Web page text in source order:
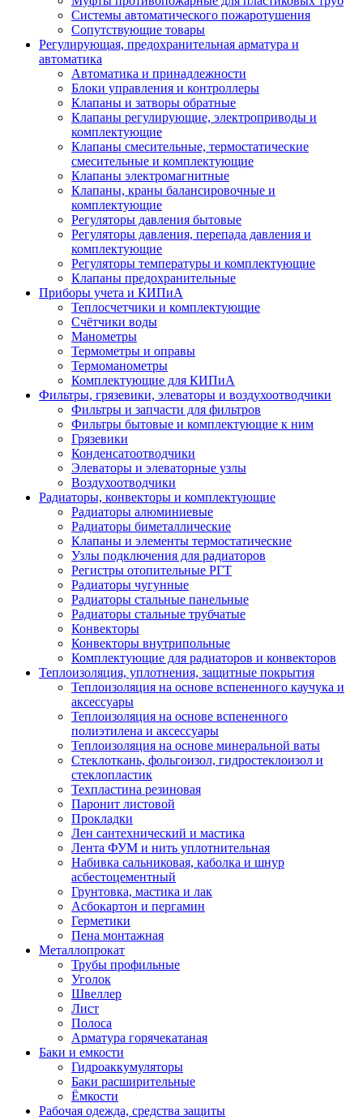
Системы автоматического пожаротушения
Сопутствующие товары
Регулирующая, предохранительная арматура и
автоматика
Автоматика и принадлежности
Блоки управления и контроллеры
Клапаны и затворы обратные
Клапаны регулирующие, электроприводы и
комплектующие
Клапаны смесительные, термостатические
смесительные и комплектующие
Клапаны электромагнитные
Клапаны, краны балансировочные и
комплектующие
Регуляторы давления бытовые
Регуляторы давления, перепада давления и
комплектующие
Регуляторы температуры и комплектующие
Клапаны предохранительные
Приборы учета и КИПиА
Теплосчетчики и комплектующие
Счётчики воды
Манометры
Термометры и оправы
Термоманометры
Комплектующие для КИПиА
Фильтры, грязевики, элеваторы и воздухоотводчики
Фильтры и запчасти для фильтров
Фильтры бытовые и комплектующие к ним
Грязевики
Конденсатоотводчики
Элеваторы и элеваторные узлы
Воздухоотводчики
Радиаторы, конвекторы и комплектующие
Радиаторы алюминиевые
Радиаторы биметаллические
Клапаны и элементы термостатические
Узлы подключения для радиаторов
Регистры отопительные РГТ
Радиаторы чугунные
Радиаторы стальные панельные
Радиаторы стальные трубчатые
Конвекторы
Конвекторы внутрипольные
Комплектующие для радиаторов и конвекторов
Теплоизоляция, уплотнения, защитные покрытия
Теплоизоляция на основе вспененного каучука и
аксессуары
Теплоизоляция на основе вспененного
полиэтилена и аксессуары
Теплоизоляция на основе минеральной ваты
Стеклоткань, фольгоизол, гидростеклоизол и
стеклопластик
Техпластина резиновая
Паронит листовой
Прокладки
Лен сантехнический и мастика
Лента ФУМ и нить уплотнительная
Набивка сальниковая, каболка и шнур
асбестоцементный
Грунтовка, мастика и лак
Асбокартон и пергамин
Герметики
Пена монтажная
Металлопрокат
Трубы профильные
Уголок
Швеллер
Лист
Полоса
Арматура горячекатаная
Баки и емкости
Гидроаккумуляторы
Баки расширительные
Ёмкости
Рабочая одежда, средства защиты